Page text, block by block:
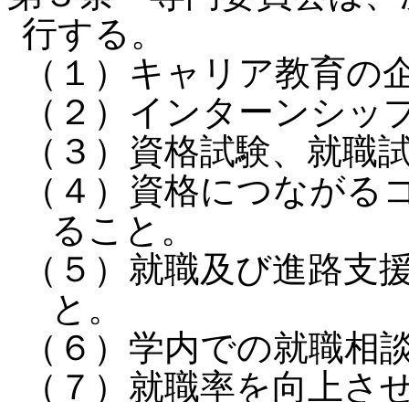
行する。
（１）キャリア教育の
（２）インターンシッ
（３）資格試験、就職
（４）資格につながる
ること。
（５）就職及び進路支
と。
（６）学内での就職相
（７）就職率を向上さ